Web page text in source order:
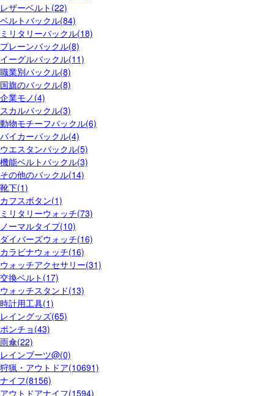
レザーベルト(22)
ベルトバックル(84)
ミリタリーバックル(18)
プレーンバックル(8)
イーグルバックル(11)
職業別バックル(8)
国旗のバックル(8)
企業モノ(4)
スカルバックル(3)
動物モチーフバックル(6)
バイカーバックル(4)
ウエスタンバックル(5)
機能ベルトバックル(3)
その他のバックル(14)
靴下(1)
カフスボタン(1)
ミリタリーウォッチ(73)
ノーマルタイプ(10)
ダイバーズウォッチ(16)
カラビナウォッチ(16)
ウォッチアクセサリー(31)
交換ベルト(17)
ウォッチスタンド(13)
時計用工具(1)
レイングッズ(65)
ポンチョ(43)
雨傘(22)
レインブーツ@(0)
狩猟・アウトドア(10691)
ナイフ(8156)
アウトドアナイフ(1594)